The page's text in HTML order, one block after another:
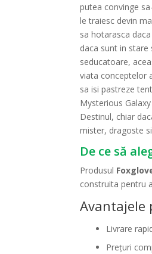
putea convinge
le traiesc devin
sa hotarasca
daca sunt in
seducatoare,
viata conceptelor
sa isi pastreze
Mysterious
Destinul, chiar
mister, dragoste
De ce să
Produsul
construita pentru
Avantajele
Livrare
Prețuri